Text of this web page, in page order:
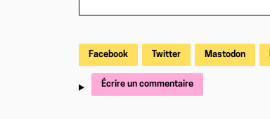
Facebook Twitter Mastodon
Écrire un commentaire